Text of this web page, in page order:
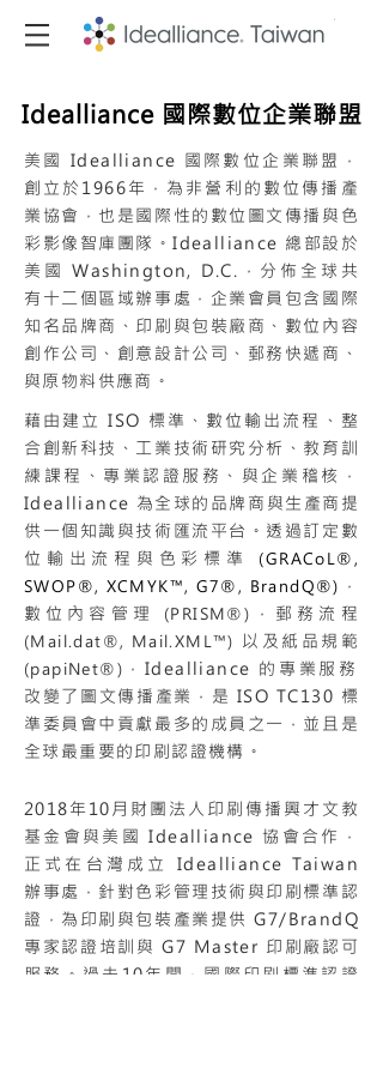
Idealliance 國際數位企業聯盟
美國 Idealliance 國際數位企業聯盟，
創立於1966年，為非營利的數位傳播產
業協會，也是國際性的數位圖文傳播與色
彩影像智庫團隊。Idealliance 總部設於
美國 Washington, D.C.，分佈全球共
有十二個區域辦事處，企業會員包含國際
知名品牌商、印刷與包裝廠商、數位內容
創作公司、創意設計公司、郵務快遞商、
與原物料供應商。
藉由建立 ISO 標準、數位輸出流程、整
合創新科技、工業技術研究分析、教育訓
練課程、專業認證服務、與企業稽核，
Idealliance 為全球的品牌商與生產商提
供一個知識與技術匯流平台。透過訂定數
位輸出流程與色彩標準 (GRACoL®,
SWOP®, XCMYK™, G7®, BrandQ®) ，
數位內容管理
(PRISM®) ，郵務流程
(Mail.dat®, Mail.XML™) 以及紙品規範
(papiNet®) ，Idealliance 的專業服務
改變了圖文傳播產業，是 ISO TC130 標
準委員會中貢獻最多的成員之一，並且是
全球最重要的印刷認證機構。
2018年10月財團法人印刷傳播興才文教
基金會與美國 Idealliance 協會合作，
正式在台灣成立 Idealliance Taiwan
辦事處，針對色彩管理技術與印刷標準認
證，為印刷與包裝產業提供 G7/BrandQ
專家認證培訓與 G7 Master 印刷廠認可
服務。過去10年間，國際印刷標準認證